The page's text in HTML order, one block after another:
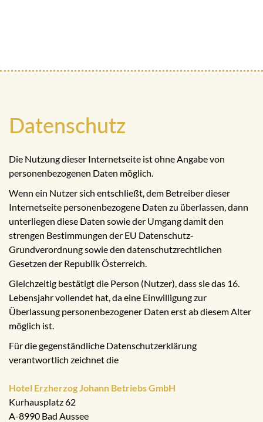
Datenschutz
Die Nutzung dieser Internetseite ist ohne Angabe von
personenbezogenen Daten möglich.
Wenn ein Nutzer sich entschließt, dem Betreiber dieser
Internetseite personenbezogene Daten zu überlassen, dann
unterliegen diese Daten sowie der Umgang damit den
strengen Bestimmungen der EU Datenschutz-
Grundverordnung sowie den datenschutzrechtlichen
Gesetzen der Republik Österreich.
Gleichzeitig bestätigt die Person (Nutzer), dass sie das 16.
Lebensjahr vollendet hat, da eine Einwilligung zur
Überlassung personenbezogener Daten erst ab diesem Alter
möglich ist.
Für die gegenständliche Datenschutzerklärung
verantwortlich zeichnet die
Hotel Erzherzog Johann Betriebs GmbH
Kurhausplatz 62
A-8990 Bad Aussee